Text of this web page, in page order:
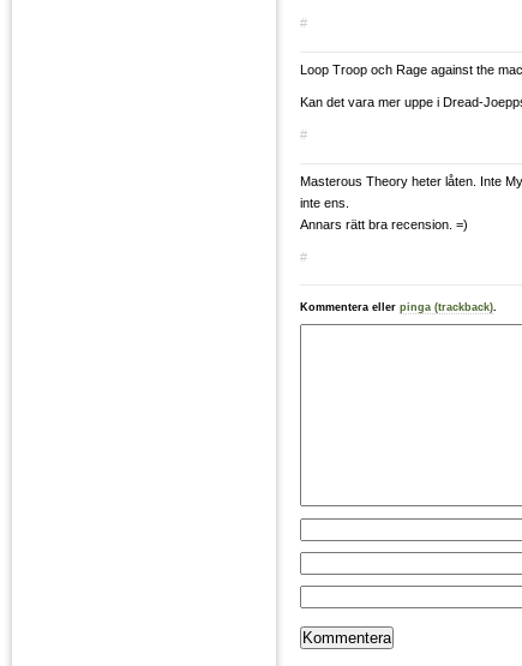
#
Loop Troop och Rage against the
Kan det vara mer uppe i Dread-
#
Masterous Theory heter låten. Inte
inte ens.
Annars rätt bra recension. =)
#
Kommentera eller pinga (trackback).